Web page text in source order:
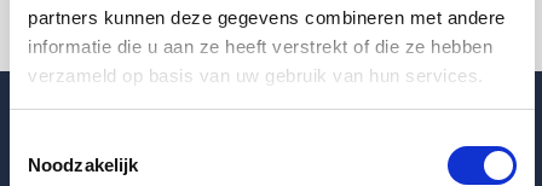
partners kunnen deze gegevens combineren met andere
informatie die u aan ze heeft verstrekt of die ze hebben
verzameld op basis van uw gebruik van hun services.
Noodzakelijk
Blogpost